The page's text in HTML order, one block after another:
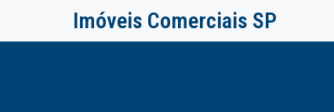
Imóveis Comerciais SP